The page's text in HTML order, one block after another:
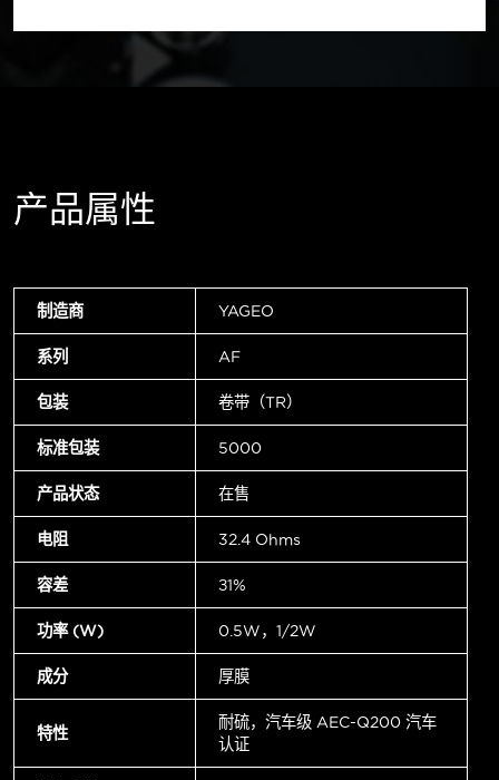
产品属性
制造商 YAGEO
系列 AF
包装 卷带（TR）
标准包装 5000
产品状态 在售
电阻 32.4 Ohms
容差 ±1%
功率 (W) 0.5W，1/2W
成分 厚膜
特性
耐硫，汽车级 AEC-Q200 汽车
认证